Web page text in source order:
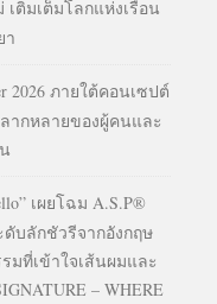
ติมเต็มโลกแห่งเรือน
า
2026 ภายใต้คอนเซปต์
ลากหลายของผู้คนและ
เผยโฉม A.S.P®
ดับลักชัวรีจากอังกฤษ
มที่เข้าใจเส้นผมและ
– WHERE